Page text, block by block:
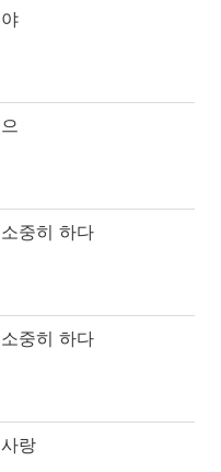
야
으
소중히 하다
소중히 하다
사랑